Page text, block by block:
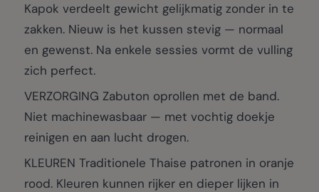
Kapok verdeelt gewicht gelijkmatig zonder in te
zakken. Nieuw is het kussen stevig — normaal
en gewenst. Na enkele sessies vormt de vulling
zich perfect.
VERZORGING Zabuton oprollen met de band.
Niet machinewasbaar — met vochtig doekje
reinigen en aan lucht drogen.
KLEUREN Traditionele Thaise patronen in oranje
rood. Kleuren kunnen rijker en dieper lijken in